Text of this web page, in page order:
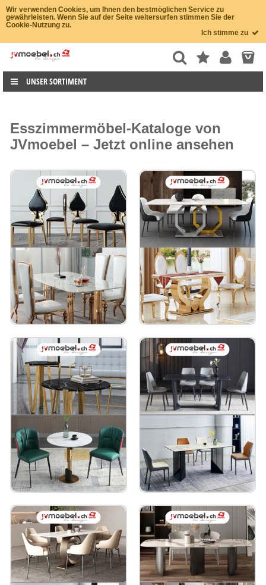
Wir verwenden Cookies, um Ihnen den bestmöglichen Service zu
gewährleisten. Wenn Sie auf der Seite weitersurfen stimmen Sie der
Cookie-Nutzung zu.
Ich stimme zu
UNSER SORTIMENT
Esszimmermöbel-Kataloge von
JVmoebel – Jetzt online ansehen